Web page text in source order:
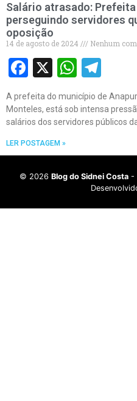
Salário atrasado:
perseguindo servidores
oposição
14 de agosto de 2024 Nenhum
Facebook
X
A prefeita do município de
Monteles, está sob intensa
salários dos servidores públicos
LER POSTAGEM »
© 2026 Blog do Sidnei Costa -